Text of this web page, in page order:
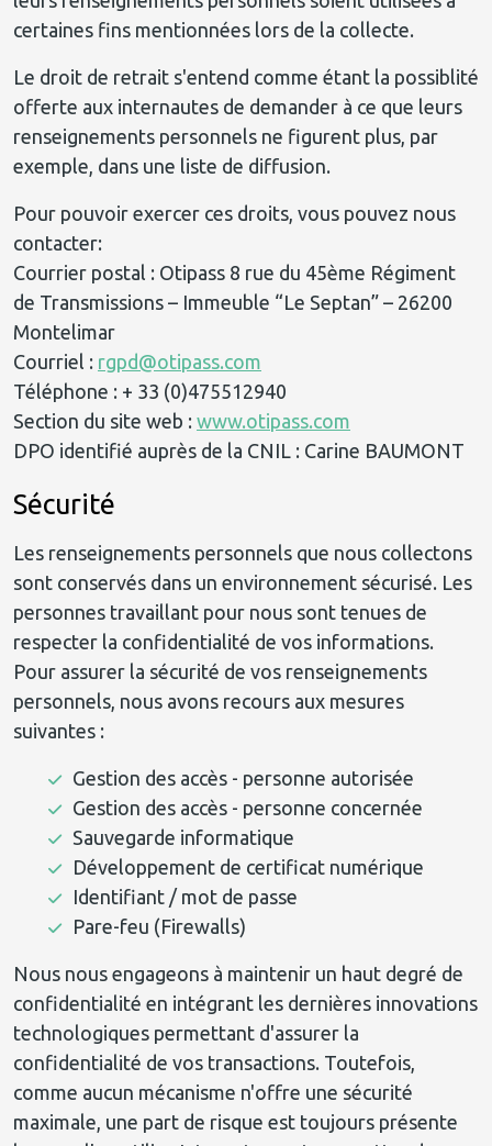
certaines fins mentionnées lors de la collecte.
Le droit de retrait s'entend comme étant la possiblité
offerte aux internautes de demander à ce que leurs
renseignements personnels ne figurent plus, par
exemple, dans une liste de diffusion.
Pour pouvoir exercer ces droits, vous pouvez nous
contacter:
Courrier postal : Otipass 8 rue du 45ème Régiment
de Transmissions – Immeuble “Le Septan” – 26200
Montelimar
Courriel : rgpd@otipass.com
Téléphone : + 33 (0)475512940
Section du site web : www.otipass.com
DPO identifié auprès de la CNIL : Carine BAUMONT
Sécurité
Les renseignements personnels que nous collectons
sont conservés dans un environnement sécurisé. Les
personnes travaillant pour nous sont tenues de
respecter la confidentialité de vos informations.
Pour assurer la sécurité de vos renseignements
personnels, nous avons recours aux mesures
suivantes :
Gestion des accès - personne autorisée
Gestion des accès - personne concernée
Sauvegarde informatique
Développement de certificat numérique
Identifiant / mot de passe
Pare-feu (Firewalls)
Nous nous engageons à maintenir un haut degré de
confidentialité en intégrant les dernières innovations
technologiques permettant d'assurer la
confidentialité de vos transactions. Toutefois,
comme aucun mécanisme n'offre une sécurité
maximale, une part de risque est toujours présente